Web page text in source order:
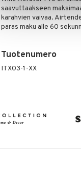
saavuttaakseen
karahvien vaivaa.
paras maku alle 60
Tuotenumero
ITX03-1-XX